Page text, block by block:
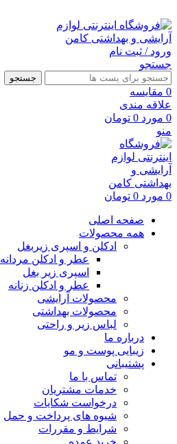
ورود / ثبت نام
جستجو
جستجو
0 مقايسه
علاقه مندی
0 مورد 0 تومان
منو
0 مورد 0 تومان
صفحه اصلی
همه محصولات
ادکلن و اسپری زیربغل
عطر و ادکلن مردانه
اسپری زیر بغل
عطر و ادکلن زنانه
محصولات آرایشی
محصولات بهداشتی
لباس زیر و راحتی
درباره ما
زیبایی پوست و مو
پشتیبانی
تماس با ما
خدمات مشتریان
درخواست شکایات
شیوه های پرداخت و حمل
شرایط و مقررات
خرید عمده